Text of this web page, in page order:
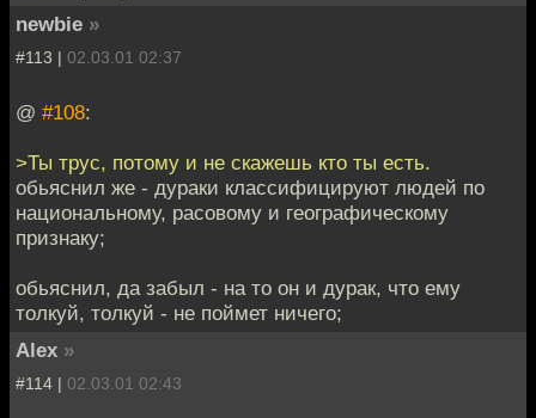
newbie »
#113 | 02.03.01 02:37
@ #108:
>Ты трус, потому и не скажешь кто ты есть.
обьяснил же - дураки классифицируют людей по
национальному, расовому и географическому
признаку;
обьяснил, да забыл - на то он и дурак, что ему
толкуй, толкуй - не поймет ничего;
Alex »
#114 | 02.03.01 02:43